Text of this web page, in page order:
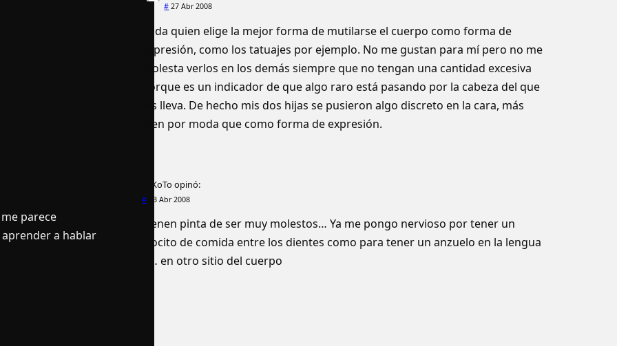
parece
a hablar
# 27 Abr 2008
Cada quien elige la mejor forma de mutilarse el cuerpo como forma de
expresión, como los tatuajes por ejemplo. No me gustan para mí­ pero no me
molesta verlos en los demás siempre que no tengan una cantidad excesiva
porque es un indicador de que algo raro está pasando por la cabeza del que
los lleva. De hecho mis dos hijas se pusieron algo discreto en la cara, más
bien por moda que como forma de expresión.
ToKoTo opinó:
# 23 Abr 2008
Tienen pinta de ser muy molestos… Ya me pongo nervioso por tener un
trocito de comida entre los dientes como para tener un anzuelo en la lengua
o… en otro sitio del cuerpo